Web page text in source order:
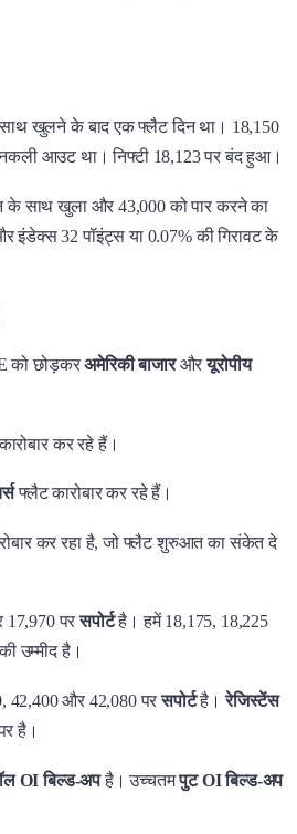
खुलने के बाद एक फ्लैट दिन था। 18,150
आउट था। निफ्टी 18,123 पर बंद हुआ।
के साथ खुला और 43,000 को पार करने का
इंडेक्स 32 पॉइंट्स या 0.07% की गिरावट के
को छोड़करअमेरिकी बाजारऔरयूरोपीय
कर रहे हैं।
फ्लैट कारोबार कर रहे हैं।
कर रहा है, जो फ्लैट शुरुआत का संकेत दे
17,970 परसपोर्टहै। हमें 18,175, 18,225
उम्मीद है।
42,400 और 42,080 परसपोर्टहै।रेजिस्टेंस
है।
OI बिल्ड-अपहै। उच्चतमपुट OI बिल्ड-अप